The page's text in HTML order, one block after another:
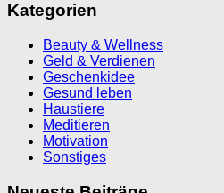
Kategorien
Beauty & Wellness
Geld & Verdienen
Geschenkidee
Gesund leben
Haustiere
Meditieren
Motivation
Sonstiges